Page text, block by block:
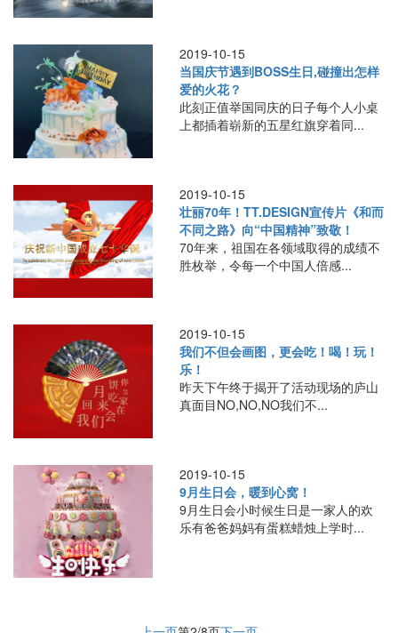
2019-10-15
当国庆节遇到BOSS生日,碰撞出怎样
爱的火花？
此刻正值举国同庆的日子每个人小桌
上都插着崭新的五星红旗穿着同...
2019-10-15
壮丽70年！TT.DESIGN宣传片《和而
不同之路》向“中国精神”致敬！
70年来，祖国在各领域取得的成绩不
胜枚举，令每一个中国人倍感...
2019-10-15
我们不但会画图，更会吃！喝！玩！
乐！
昨天下午终于揭开了活动现场的庐山
真面目NO,NO,NO我们不...
2019-10-15
9月生日会，暖到心窝！
9月生日会小时候生日是一家人的欢
乐有爸爸妈妈有蛋糕蜡烛上学时...